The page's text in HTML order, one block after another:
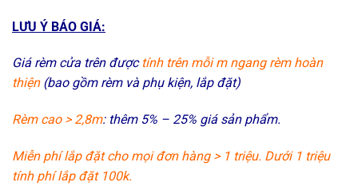
LƯU Ý BÁO GIÁ:
Giá rèm cửa trên được tính trên mỗi m ngang rèm hoàn
thiện(bao gồm rèm và phụ kiện, lắp đặt)
Rèm cao > 2,8m: thêm 5% – 25% giá sản phẩm.
Miễn phí lắp đặt cho mọi đơn hàng > 1 triệu. Dưới 1 triệu
tính phí lắp đặt 100k.